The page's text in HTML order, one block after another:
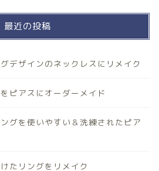
最近の投稿
デザインのネックレスにリメイク
ピアスにオーダーメイド
グを使いやすい＆洗練されたピア
たリングをリメイク